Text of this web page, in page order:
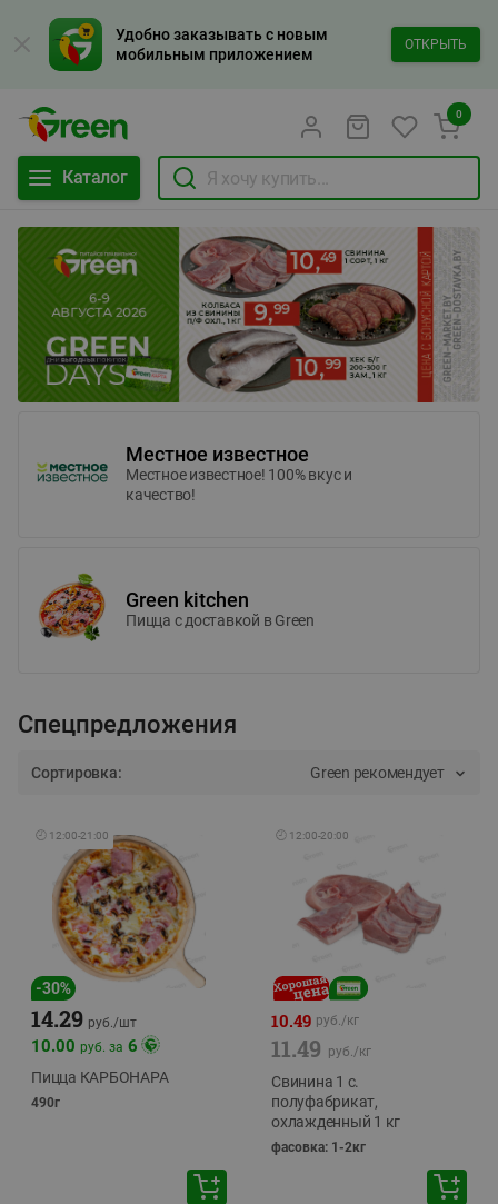
Удобно заказывать с новым
мобильным приложением
ОТКРЫТЬ
Каталог
0
Местное известное
Местное известное! 100% вкус и
качество!
Green kitchen
Пицца c доставкой в Green
Спецпредложения
Сортировка: Green рекомендует
🕘 12:00-21:00
-30%
14.29 руб./шт
10.00 руб. за 6
Пицца КАРБОНАРА
490г
🕘 12:00-20:00
10.49 руб./кг
11.49 руб./кг
Свинина 1 с.
полуфабрикат,
охлажденный 1 кг
фасовка: 1-2кг